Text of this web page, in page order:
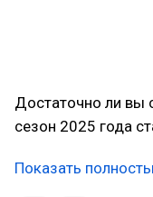
Достаточно ли вы
сезон 2025 года
Показать